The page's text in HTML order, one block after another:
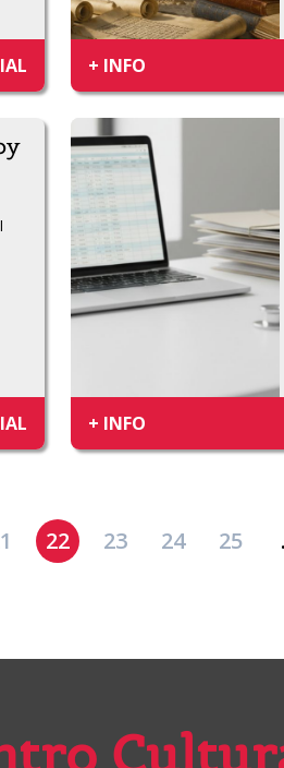
+ INFO
+ INFO
22 23 24 25